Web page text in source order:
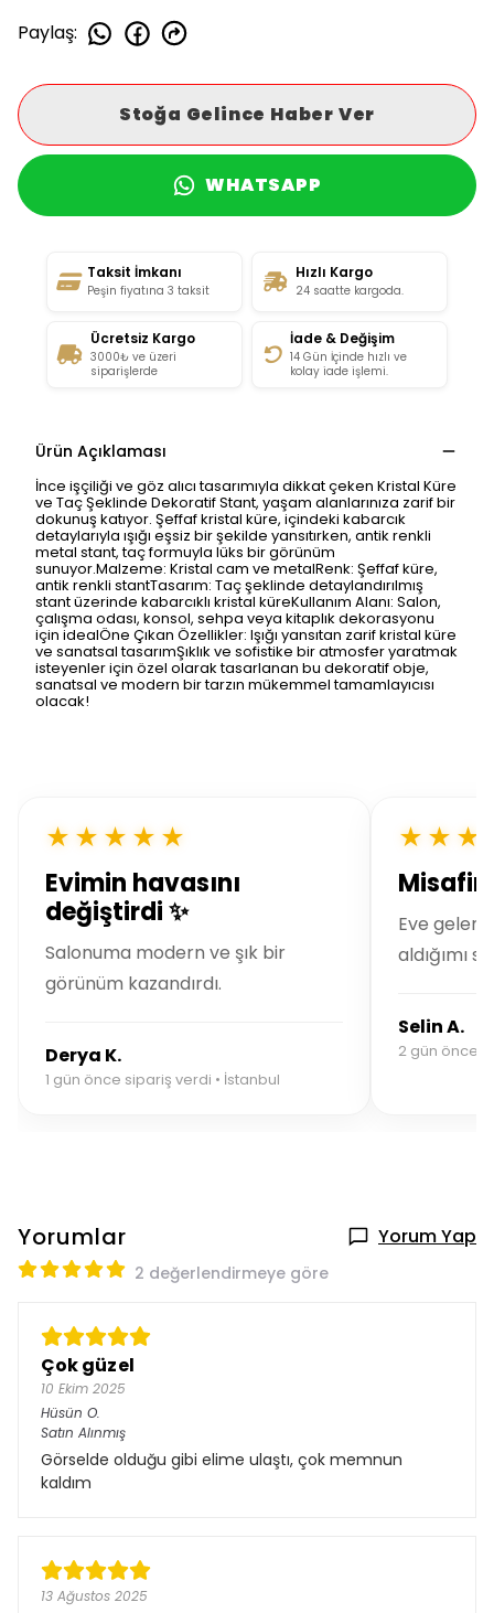
Paylaş:
Stoğa Gelince Haber Ver
WHATSAPP
Taksit İmkanı
Peşin fiyatına 3 taksit
Hızlı Kargo
24 saatte kargoda.
Ücretsiz Kargo
3000₺ ve üzeri
siparişlerde
İade & Değişim
14 Gün İçinde hızlı ve
kolay iade işlemi.
Ürün Açıklaması
İnce işçiliği ve göz alıcı tasarımıyla dikkat çeken Kristal Küre
ve Taç Şeklinde Dekoratif Stant, yaşam alanlarınıza zarif bir
dokunuş katıyor. Şeffaf kristal küre, içindeki kabarcık
detaylarıyla ışığı eşsiz bir şekilde yansıtırken, antik renkli
metal stant, taç formuyla lüks bir görünüm
sunuyor.Malzeme: Kristal cam ve metalRenk: Şeffaf küre,
antik renkli stantTasarım: Taç şeklinde detaylandırılmış
stant üzerinde kabarcıklı kristal küreKullanım Alanı: Salon,
çalışma odası, konsol, sehpa veya kitaplık dekorasyonu
için idealÖne Çıkan Özellikler: Işığı yansıtan zarif kristal küre
ve sanatsal tasarımŞıklık ve sofistike bir atmosfer yaratmak
isteyenler için özel olarak tasarlanan bu dekoratif obje,
sanatsal ve modern bir tarzın mükemmel tamamlayıcısı
olacak!
★★★★★
Evimin havasını
değiştirdi ✨
Salonuma modern ve şık bir
görünüm kazandırdı.
Derya K.
1 gün önce sipariş verdi • İstanbul
Eve gelen
aldığımı
Selin A.
2 gün önce
Yorumlar Yorum Yap
2 değerlendirmeye göre
Çok güzel
10 Ekim 2025
Hüsün O.
Satın Alınmış
Görselde olduğu gibi elime ulaştı, çok memnun
kaldım
13 Ağustos 2025